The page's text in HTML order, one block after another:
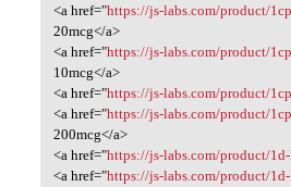
<a href="https://js-labs.com/product/
20mcg</a>
<a href="https://js-labs.com/product/
10mcg</a>
<a href="https://js-labs.com/product/
<a href="https://js-labs.com/product/
200mcg</a>
<a href="https://js-labs.com/product/
<a href="https://js-labs.com/product/